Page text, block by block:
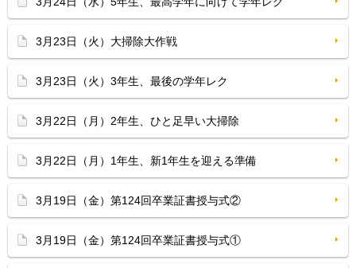
3月23日（火）大掃除大作戦
3月23日（火）3年生、最後の学年レク
3月22日（月）2年生、ひと足早い大掃除
3月22日（月）1年生、新1年生を迎える準備
3月19日（金）第124回卒業証書授与式②
3月19日（金）第124回卒業証書授与式①